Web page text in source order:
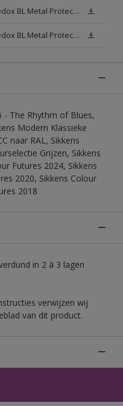
Veiligheidsinformatieblad Redox BL Metal Protect Satin N00 (MSDS)
Veiligheidsinformatieblad Redox BL Metal Protect Satin White W05 (MSDS)
- The Rhythm of Blues,
Modern Klassieke
naar RAL, Sikkens
Grijzen, Sikkens
Futures 2024, Sikkens
2020, Sikkens Colour
2018
in 2 à 3 lagen
verwijzen wij
van dit product.